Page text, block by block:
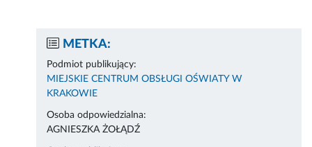
METKA:
Podmiot publikujący:
MIEJSKIE CENTRUM OBSŁUGI OŚWIATY W
KRAKOWIE
Osoba odpowiedzialna:
AGNIESZKA ŻOŁĄDŹ